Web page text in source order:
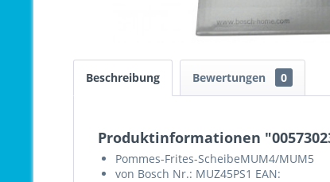
Beschreibung Bewertungen 0
Produktinformationen
Pommes-Frites-ScheibeMUM4/MUM5
von Bosch Nr.: MUZ45PS1 EAN: